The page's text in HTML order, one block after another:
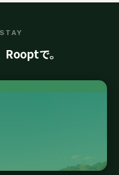
Rooptで。